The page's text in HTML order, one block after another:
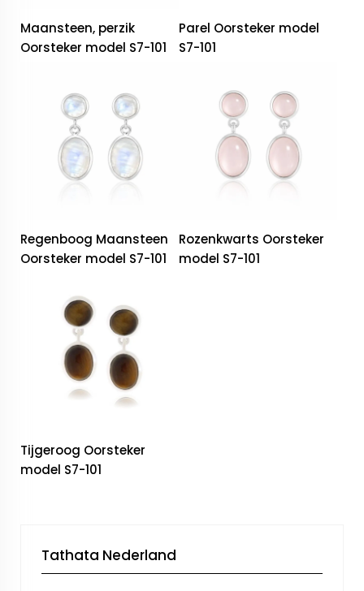
Maansteen, perzik
Oorsteker model S7-101
Parel Oorsteker model
S7-101
Regenboog Maansteen
Oorsteker model S7-101
Rozenkwarts Oorsteker
model S7-101
Tijgeroog Oorsteker
model S7-101
Tathata Nederland